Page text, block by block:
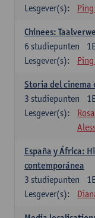
Lesgever(s):
Chinees:
6 studiepunten
Lesgever(s):
Storia del cinema
3 studiepunten
Lesgever(s):
España y África:
contemporánea
3 studiepunten
Lesgever(s):